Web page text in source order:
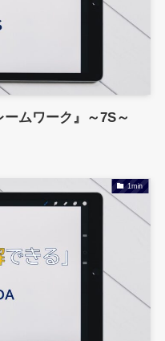
ームワーク』～7S～
1min